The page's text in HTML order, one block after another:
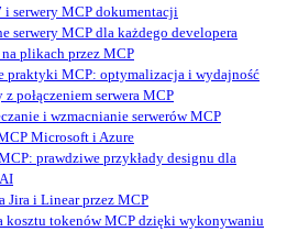
i serwery MCP dokumentacji
serwery MCP dla każdego developera
na plikach przez MCP
praktyki MCP: optymalizacja i wydajność
z połączeniem serwera MCP
i wzmacnianie serwerów MCP
Microsoft i Azure
prawdziwe przykłady designu dla
Jira i Linear przez MCP
kosztu tokenów MCP dzięki wykonywaniu